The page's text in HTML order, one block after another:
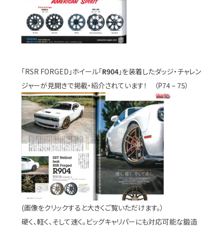
「RSR FORGED」ホイール「R904」を装着したダッジ・チャレン
ジャーが見開きで掲載・紹介されています！ （P74 – 75）
(画像をクリックすると大きくご覧いただけます。）
硬く、軽く、そして速く。ビッグキャリパーにも対応可能な鍛造